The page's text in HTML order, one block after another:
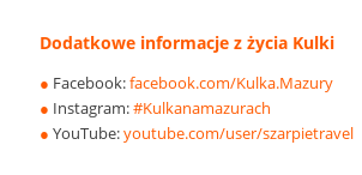
Dodatkowe informacje z życia Kulki
● Facebook:facebook.com/Kulka.Mazury
● Instagram:#Kulkanamazurach
● YouTube:youtube.com/user/szarpietravel